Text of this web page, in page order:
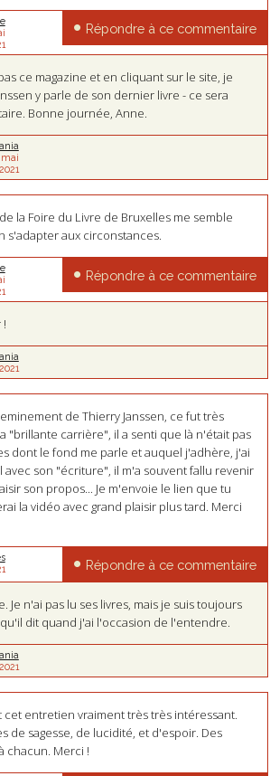
Répondre à ce commentaire
ce magazine et en cliquant sur le site, je
y parle de son dernier livre - ce sera
Bonne journée, Anne.
mai
2021
la Foire du Livre de Bruxelles me semble
s'adapter aux circonstances.
Répondre à ce commentaire
de Thierry Janssen, ce fut très
"brillante carrière", il a senti que là n'était pas
dont le fond me parle et auquel j'adhère, j'ai
avec son "écriture", il m'a souvent fallu revenir
son propos... Je m'envoie le lien que tu
la vidéo avec grand plaisir plus tard. Merci
Répondre à ce commentaire
Je n'ai pas lu ses livres, mais je suis toujours
dit quand j'ai l'occasion de l'entendre.
cet entretien vraiment très très intéressant.
de sagesse, de lucidité, et d'espoir. Des
chacun. Merci !